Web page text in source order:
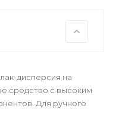
дисперсия на
средство с высоким
Для ручного